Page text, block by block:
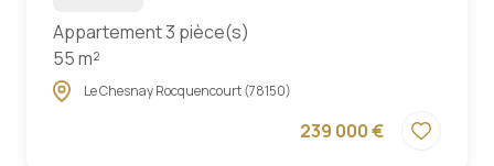
Appartement 3 pièce(s)
55 m²
Le Chesnay Rocquencourt (78150)
239 000 €